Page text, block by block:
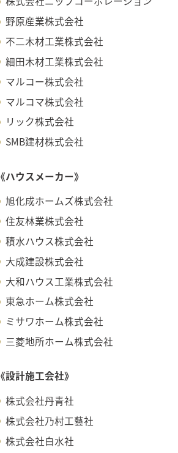
野原産業株式会社
不二木材工業株式会社
細田木材工業株式会社
マルコー株式会社
マルコマ株式会社
リック株式会社
SMB建材株式会社
《ハウスメーカー》
旭化成ホームズ株式会社
住友林業株式会社
積水ハウス株式会社
大成建設株式会社
大和ハウス工業株式会社
東急ホーム株式会社
ミサワホーム株式会社
三菱地所ホーム株式会社
《設計施工会社》
株式会社丹青社
株式会社乃村工藝社
株式会社白水社